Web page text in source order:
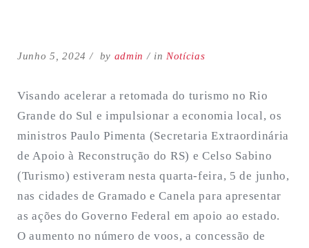
Junho 5, 2024 by admin in Notícias
Visando acelerar a retomada do turismo no Rio
Grande do Sul e impulsionar a economia local, os
ministros Paulo Pimenta (Secretaria Extraordinária
de Apoio à Reconstrução do RS) e Celso Sabino
(Turismo) estiveram nesta quarta-feira, 5 de junho,
nas cidades de Gramado e Canela para apresentar
as ações do Governo Federal em apoio ao estado.
O aumento no número de voos, a concessão de